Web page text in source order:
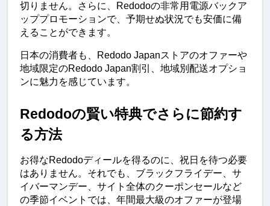
切りません。さらに、Redodoの非常用電源バックア
ッププロモーションで、予期せぬ状況でも安価に備
えることができます。
日本の消費者も、Redodo Japanストアのオファーや
地域限定のRedodo Japan割引、地域別配送オプショ
ンに魅力を感じています。
Redodoの賢い特典でさらに節約す
る方法
お得なRedodoディールを得るのに、祝日を待つ必要
はありません。それでも、ブラックフライデー、サ
イバーマンデー、サイト全体のクーポンセールなど
の季節イベントでは、年間最大級のオファーが登場